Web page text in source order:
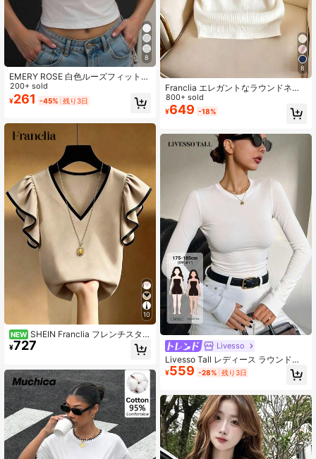
8
EMERY ROSE 白色ルーズフィットT
シャツ、夏に最適なファッショナブ
ルなデザイン
200+ sold
¥261 -45% 残り3日
10
NEW SHEIN Franclia フレンチスタイ
ル Vネック ブラック&ホワイト コン
トラスト ラッフル 半袖 シフォン ト
ム エレガント トップス
¥727
8
Franclia エレガントなラウンドネッ
クニットTシャツ、ミニマリストファ
ッションニットTシャツ、夏の新作
800+ sold
¥649 -18%
Livesso
Livesso Tall レディース ラウンドネ
ック 長袖 ベースレイヤー アーバン
カジュアル プルオーバーTシャツ
¥559 -28% 残り3日